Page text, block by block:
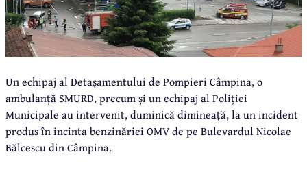
Un echipaj al Detașamentului de Pompieri Câmpina, o
ambulanță SMURD, precum și un echipaj al Poliției
Municipale au intervenit, duminică dimineață, la un incident
produs în incinta benzinăriei OMV de pe Bulevardul Nicolae
Bălcescu din Câmpina.